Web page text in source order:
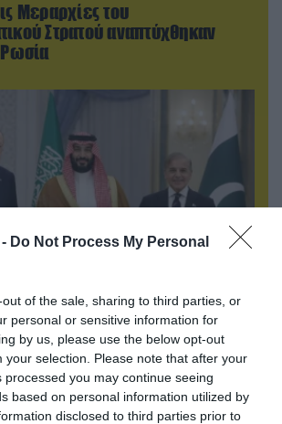
Do Not Process My Personal
of the sale, sharing to third parties, or
personal or sensitive information for
by us, please use the below opt-out
your selection. Please note that after your
processed you may continue seeing
based on personal information utilized by
disclosed to third parties prior to
Μεραρχίες του
Στρατού αναπτύχθηκαν
Ρωσία
συμφωνίας Τουρκίας,
θα πολεμήσουν Ριάντ και
της Ελλάδας!